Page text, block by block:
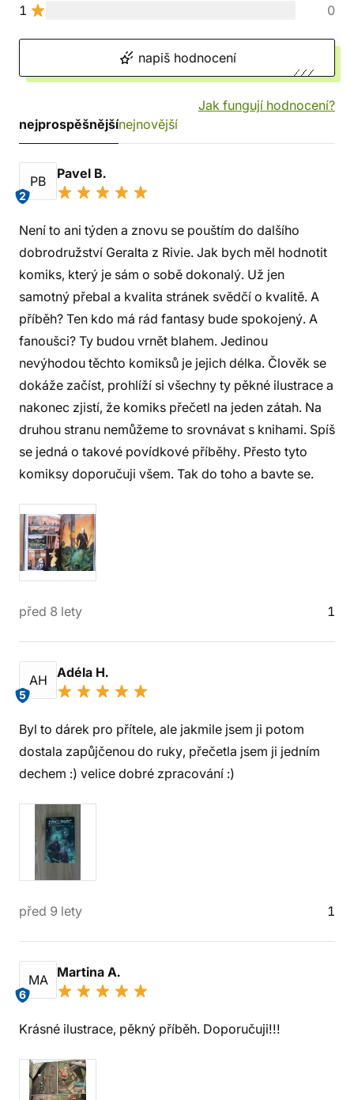
1
0
napiš hodnocení
Jak fungují hodnocení?
nejprospěšnějšínejnovější
PB
2
Pavel B.
Není to ani týden a znovu se pouštím do dalšího
dobrodružství Geralta z Rivie. Jak bych měl hodnotit
komiks, který je sám o sobě dokonalý. Už jen
samotný přebal a kvalita stránek svědčí o kvalitě. A
příběh? Ten kdo má rád fantasy bude spokojený. A
fanoušci? Ty budou vrnět blahem. Jedinou
nevýhodou těchto komiksů je jejich délka. Člověk se
dokáže začíst, prohlíží si všechny ty pěkné ilustrace a
nakonec zjistí, že komiks přečetl na jeden zátah. Na
druhou stranu nemůžeme to srovnávat s knihami. Spíš
se jedná o takové povídkové příběhy. Přesto tyto
komiksy doporučuji všem. Tak do toho a bavte se.
před 8 lety 1
AH
5
Adéla H.
Byl to dárek pro přítele, ale jakmile jsem ji potom
dostala zapůjčenou do ruky, přečetla jsem ji jedním
dechem :) velice dobré zpracování :)
před 9 lety 1
MA
6
Martina A.
Krásné ilustrace, pěkný příběh. Doporučuji!!!